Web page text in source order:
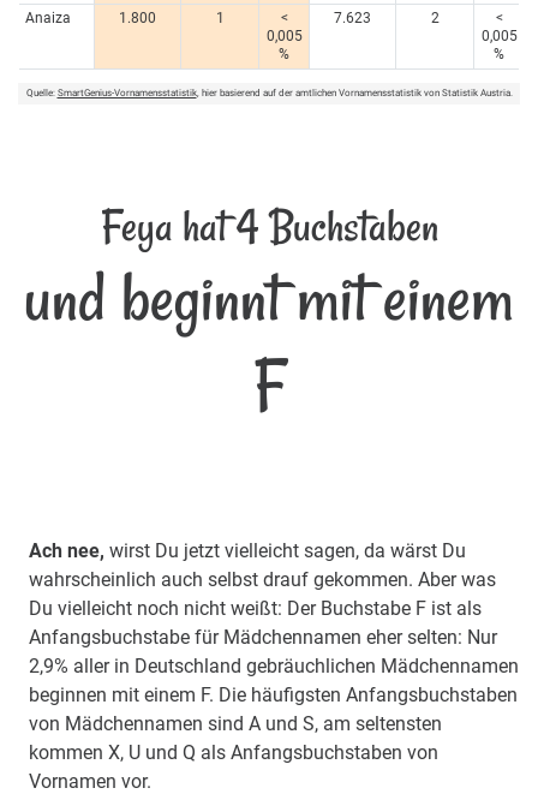
Anaiza 1.800 1
<
0,005
%
7.623 2
<
0,005
%
Quelle: SmartGenius-Vornamensstatistik, hier basierend auf der amtlichen Vornamensstatistik von Statistik Austria.
Feya hat 4 Buchstaben
und beginnt mit einem
F
Ach nee, wirst Du jetzt vielleicht sagen, da wärst Du
wahrscheinlich auch selbst drauf gekommen. Aber was
Du vielleicht noch nicht weißt: Der Buchstabe F ist als
Anfangsbuchstabe für Mädchennamen eher selten: Nur
2,9% aller in Deutschland gebräuchlichen Mädchennamen
beginnen mit einem F. Die häufigsten Anfangsbuchstaben
von Mädchennamen sind A und S, am seltensten
kommen X, U und Q als Anfangsbuchstaben von
Vornamen vor.